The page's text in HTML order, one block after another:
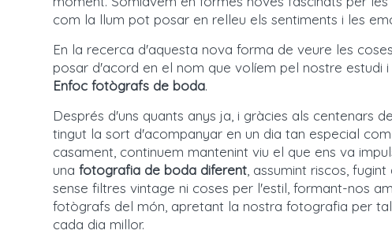
com la llum pot posar en relleu els sentiments i les
En la recerca d'aquesta nova forma de veure les
posar d'acord en el nom que volíem pel nostre estudi i
Enfoc fotògrafs de boda.
Després d'uns quants anys ja, i gràcies als centenars
tingut la sort d'acompanyar en un dia tan especial
casament, continuem mantenint viu el que ens va
unafotografia de boda diferent , assumint riscos,
sense filtres vintage ni coses per l'estil, formant-nos
fotògrafs del món, apretant la nostra fotografia per
cada dia millor.